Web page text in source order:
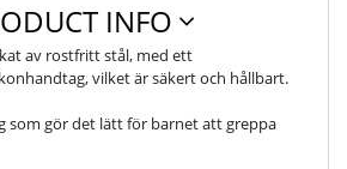
INFO
av rostfritt stål, med ett
vilket är säkert och hållbart.
som gör det lätt för barnet att greppa